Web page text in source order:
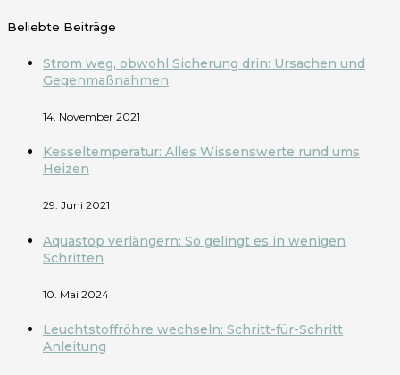
Beliebte Beiträge
Strom weg, obwohl Sicherung drin: Ursachen und
Gegenmaßnahmen
14. November 2021
Kesseltemperatur: Alles Wissenswerte rund ums
Heizen
29. Juni 2021
Aquastop verlängern: So gelingt es in wenigen
Schritten
10. Mai 2024
Leuchtstoffröhre wechseln: Schritt-für-Schritt
Anleitung